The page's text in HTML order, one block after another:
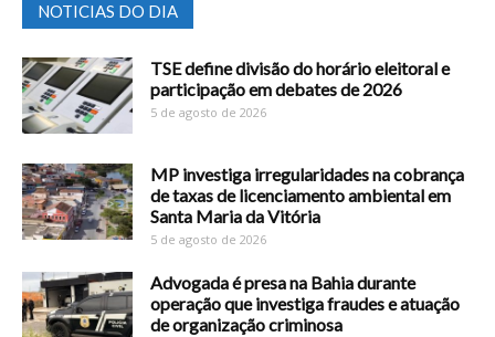
NOTICIAS DO DIA
TSE define divisão do horário eleitoral e
participação em debates de 2026
5 de agosto de 2026
MP investiga irregularidades na cobrança
de taxas de licenciamento ambiental em
Santa Maria da Vitória
5 de agosto de 2026
Advogada é presa na Bahia durante
operação que investiga fraudes e atuação
de organização criminosa